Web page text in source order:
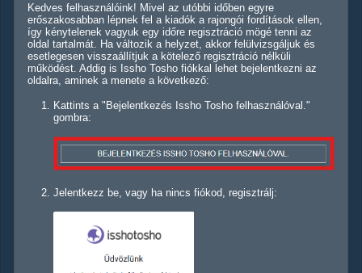
Kedves felhasználóink! Mivel az utóbbi időben egyre
erőszakosabban lépnek fel a kiadók a rajongói fordítások ellen,
így kénytelenek vagyuk egy időre regisztráció mögé tenni az
oldal tartalmát. Ha változik a helyzet, akkor felülvizsgáljuk és
esetlegesen visszaállítjuk a kötelező regisztráció nélküli
működést. Addig is Issho Tosho fiókkal lehet bejelentkezni az
oldalra, aminek a menete a következő:
Kattints a "Bejelentkezés Issho Tosho felhasználóval."
gombra:
Jelentkezz be, vagy ha nincs fiókod, regisztrálj: